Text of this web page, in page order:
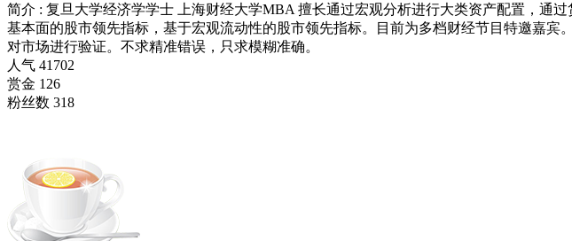
简介 : 复旦大学经济学学士 上海财经大学MBA 擅长通过宏观分析进行大类资产配置，通
基本面的股市领先指标，基于宏观流动性的股市领先指标。目前为多档财经节目特邀嘉
对市场进行验证。不求精准错误，只求模糊准确。
人气 41702
赏金 126
粉丝数 318